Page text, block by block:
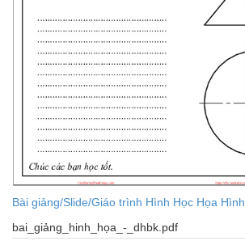
Bài giảng/Slide/Giáo trình Hình Học Họa Hình
bai_giảng_hinh_họa_-_dhbk.pdf